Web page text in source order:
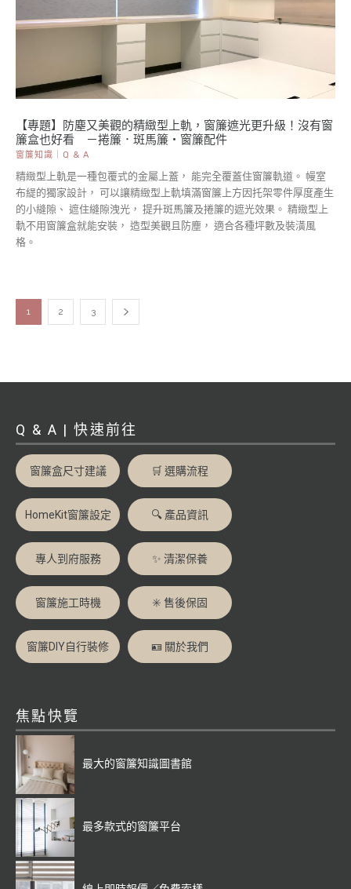
【專題】防塵又美觀的精緻型上軌，窗簾遮光更升級！沒有窗
簾盒也好看 －捲簾．斑馬簾・窗簾配件
窗簾知識｜Q & A
精緻型上軌是一種包覆式的金屬上蓋， 能完全覆蓋住窗簾軌道。 幔室
布緹的獨家設計， 可以讓精緻型上軌填滿窗簾上方因托架零件厚度產生
的小縫隙、 遮住縫隙洩光， 提升斑馬簾及捲簾的遮光效果。 精緻型上
軌不用窗簾盒就能安裝， 造型美觀且防塵， 適合各種坪數及裝潢風
格。
1 2 3
Q & A | 快速前往
窗簾盒尺寸建議 🛒 選購流程
HomeKit窗簾設定 🔍 產品資訊
專人到府服務 ✨ 清潔保養
窗簾施工時機 ✳️ 售後保固
窗簾DIY自行裝修 🪪 關於我們
焦點快覽
最大的窗簾知識圖書館
最多款式的窗簾平台